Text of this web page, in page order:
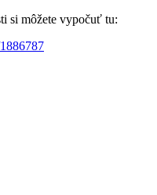
si môžete vypočuť tu: